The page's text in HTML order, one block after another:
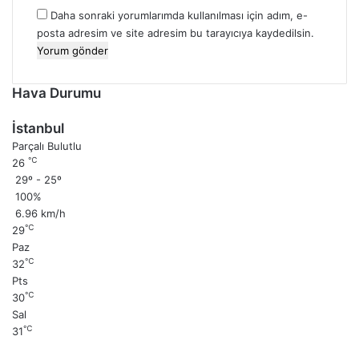
Daha sonraki yorumlarımda kullanılması için adım, e-
posta adresim ve site adresim bu tarayıcıya kaydedilsin.
Hava Durumu
İstanbul
Parçalı Bulutlu
26 ℃
29º - 25º
100%
6.96 km/h
29℃
Paz
32℃
Pts
30℃
Sal
31℃